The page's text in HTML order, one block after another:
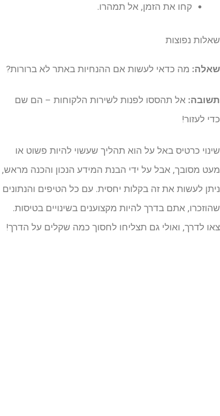
קחו את הזמן, אל תמהרו.
נפוצות
מה כדאי לעשות אם ההנחיות באתר לא ברורות?
אל תהססו לפנות לשירות הלקוחות – הם שם
לעזור!
כרטיס באל על הוא תהליך שעשוי להיות פשוט או
מסובך, אבל על ידי הבנת המידע הנכון והכנה מראש,
לעשות את זה בקלות יחסית. עם כל הטיפים והנתונים
אתם בדרך להיות מקצוענים בשינויים בטיסות.
לדרך, ואולי גם תצליחו לחסוך כמה שקלים על הדרך!